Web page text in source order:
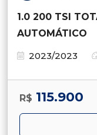
1.0 200 TSI
AUTOMÁTICO
2023/2023
R$ 115.900